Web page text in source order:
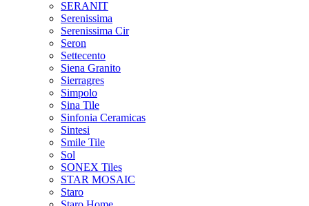
SERANIT
Serenissima
Serenissima Cir
Seron
Settecento
Siena Granito
Sierragres
Simpolo
Sina Tile
Sinfonia Ceramicas
Sintesi
Smile Tile
Sol
SONEX Tiles
STAR MOSAIC
Staro